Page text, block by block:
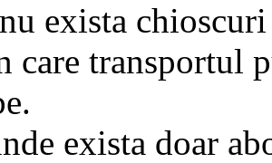
exista
care transportul
exista doar